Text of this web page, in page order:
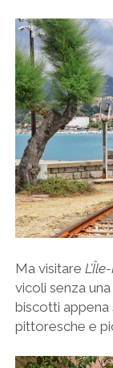
Ma visitare
vicoli senza
biscotti
pittoresche e